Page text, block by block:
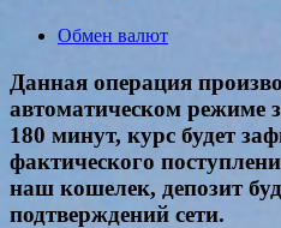
Обмен валют
Данная операция
автоматическом режиме
180 минут, курс будет
фактического
наш кошелек, депозит
подтверждений сети.